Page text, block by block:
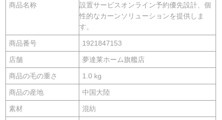
商品名称
設置サービスオンライン予約優先設計、個
性的なカーンソリューションを提供しま
す。
商品番号 1921847153
店舗 夢達莱ホーム旗艦店
商品の毛の重さ 1.0 kg
商品の産地 中国大陸
素材 混紡